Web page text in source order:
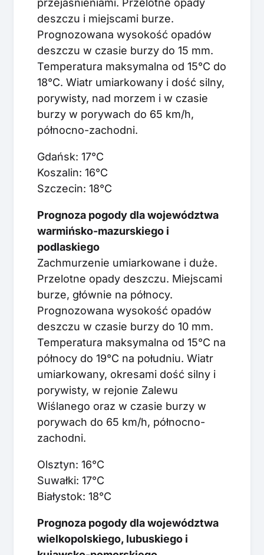
przejaśnieniami. Przelotne opady
deszczu i miejscami burze.
Prognozowana wysokość opadów
deszczu w czasie burzy do 15 mm.
Temperatura maksymalna od 15°C do
18°C. Wiatr umiarkowany i dość silny,
porywisty, nad morzem i w czasie
burzy w porywach do 65 km/h,
północno-zachodni.
Gdańsk: 17°C
Koszalin: 16°C
Szczecin: 18°C
Prognoza pogody dla województwa
warmińsko-mazurskiego i
podlaskiego
Zachmurzenie umiarkowane i duże.
Przelotne opady deszczu. Miejscami
burze, głównie na północy.
Prognozowana wysokość opadów
deszczu w czasie burzy do 10 mm.
Temperatura maksymalna od 15°C na
północy do 19°C na południu. Wiatr
umiarkowany, okresami dość silny i
porywisty, w rejonie Zalewu
Wiślanego oraz w czasie burzy w
porywach do 65 km/h, północno-
zachodni.
Olsztyn: 16°C
Suwałki: 17°C
Białystok: 18°C
Prognoza pogody dla województwa
wielkopolskiego, lubuskiego i